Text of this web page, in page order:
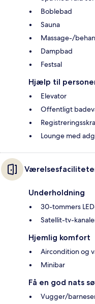
Boblebad
Sauna
Massage-/
Dampbad
Festsal
Hjælp til
Elevator
Offentligt
Lounge med
Underholdning
30-tommers
Satellit-tv-
Hjemlig komfort
Aircondition og
Minibar
Få en god nats
Vugger/